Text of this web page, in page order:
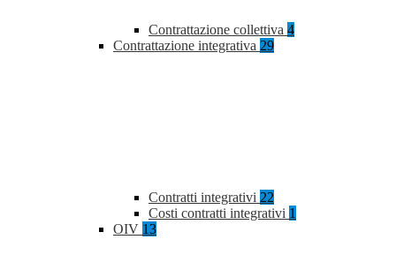
Contrattazione collettiva 4
Contrattazione integrativa 29
Contratti integrativi 22
Costi contratti integrativi 1
OIV 13